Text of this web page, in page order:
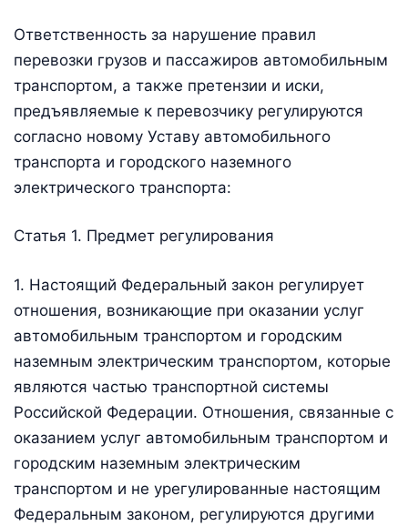
Ответственность за нарушение правил
перевозки грузов и пассажиров автомобильным
транспортом, а также претензии и иски,
предъявляемые к перевозчику регулируются
согласно новому Уставу автомобильного
транспорта и городского наземного
электрического транспорта:
Статья 1. Предмет регулирования
1. Настоящий Федеральный закон регулирует
отношения, возникающие при оказании услуг
автомобильным транспортом и городским
наземным электрическим транспортом, которые
являются частью транспортной системы
Российской Федерации. Отношения, связанные с
оказанием услуг автомобильным транспортом и
городским наземным электрическим
транспортом и не урегулированные настоящим
Федеральным законом, регулируются другими